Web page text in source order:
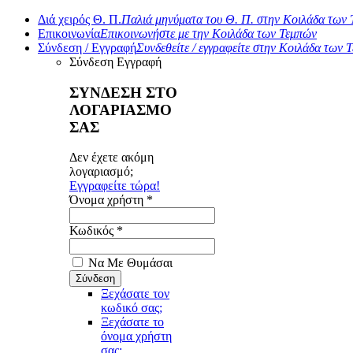
Διά χειρός Θ. Π.Παλιά μηνύματα του Θ. Π. στην Κοιλάδα των
ΕπικοινωνίαΕπικοινωνήστε με την Κοιλάδα των Τεμπών
Σύνδεση / ΕγγραφήΣυνδεθείτε / εγγραφείτε στην Κοιλάδα των
Σύνδεση Εγγραφή
ΣΥΝΔΕΣΗ ΣΤΟ
ΛΟΓΑΡΙΑΣΜΟ
ΣΑΣ
Δεν έχετε ακόμη
λογαριασμό;
Εγγραφείτε τώρα!
Όνομα χρήστη *
Κωδικός *
Να Με Θυμάσαι
Ξεχάσατε τον
κωδικό σας;
Ξεχάσατε το
όνομα χρήστη